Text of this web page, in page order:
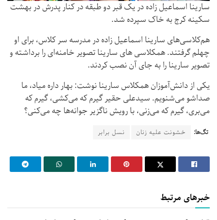
سارینا اسماعیل زاده در یک قبر دو طبقه در کنار پدرش در بهشت
سکینه کرج به خاک سپرده شد.
هم‌کلاسی‌های سارینا اسماعیل زاده در مدرسه سر کلاس، برای او
چهلم گرفتند. همکلاسی های سارینا تصویر خامنه‌ای را برداشته و
تصویر سارینا را به جای آن نصب کردند.
یکی از دانش‌آموزان همکلاس سارینا نوشت: بهار داره میاد، ما
صداشو می‌شنویم. سیدعلی حقیر گیرم که می‌کشی، گیرم که
می‌بری، گیرم که می‌زنی، با رویش ناگزیر جوانه‌ها چه می‌کنی؟
تگ‌ها: خشونت علیه زنان نسل برابر
خبرهای مرتبط